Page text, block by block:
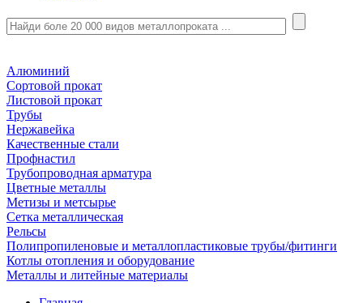
Алюминий
Сортовой прокат
Листовой прокат
Трубы
Нержавейка
Качественные стали
Профнастил
Трубопроводная арматура
Цветные металлы
Метизы и метсырье
Сетка металлическая
Рельсы
Полипропиленовые и металлопластиковые трубы/фитинги
Котлы отопления и оборудование
Металлы и литейные материалы